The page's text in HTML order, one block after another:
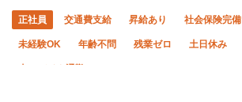
正社員 交通費支給 昇給あり 社会保険完備
未経験OK 年齢不問 残業ゼロ 土日休み